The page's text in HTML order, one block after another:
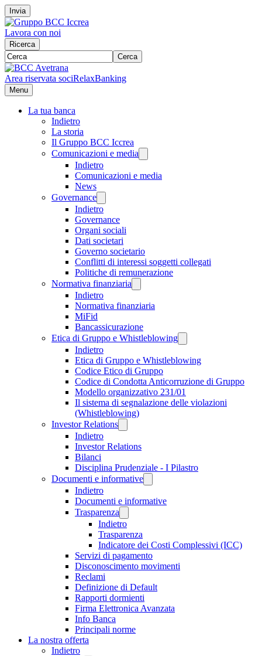
Invia
Lavora con noi
Ricerca
Cerca
Area riservata sociRelaxBanking
Menu
La tua banca
Indietro
La storia
Il Gruppo BCC Iccrea
Comunicazioni e media
Indietro
Comunicazioni e media
News
Governance
Indietro
Governance
Organi sociali
Dati societari
Governo societario
Conflitti di interessi soggetti collegati
Politiche di remunerazione
Normativa finanziaria
Indietro
Normativa finanziaria
MiFid
Bancassicurazione
Etica di Gruppo e Whistleblowing
Indietro
Etica di Gruppo e Whistleblowing
Codice Etico di Gruppo
Codice di Condotta Anticorruzione di Gruppo
Modello organizzativo 231/01
Il sistema di segnalazione delle violazioni
(Whistleblowing)
Investor Relations
Indietro
Investor Relations
Bilanci
Disciplina Prudenziale - I Pilastro
Documenti e informative
Indietro
Documenti e informative
Trasparenza
Indietro
Trasparenza
Indicatore dei Costi Complessivi (ICC)
Servizi di pagamento
Disconoscimento movimenti
Reclami
Definizione di Default
Rapporti dormienti
Firma Elettronica Avanzata
Info Banca
Principali norme
La nostra offerta
Indietro